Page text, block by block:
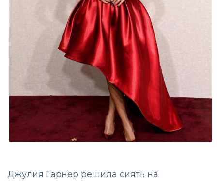
Джулия Гарнер решила сиять на